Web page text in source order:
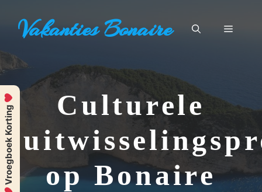
naarVakanties Bonaire Menu
Culturele
op Bonaire
Vroegboek Korting